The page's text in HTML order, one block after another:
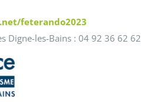
feterando2023
Digne-les-Bains : 04 92 36 62 62